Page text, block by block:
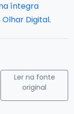
íntegra
Olhar Digital.
Ler na fonte
original